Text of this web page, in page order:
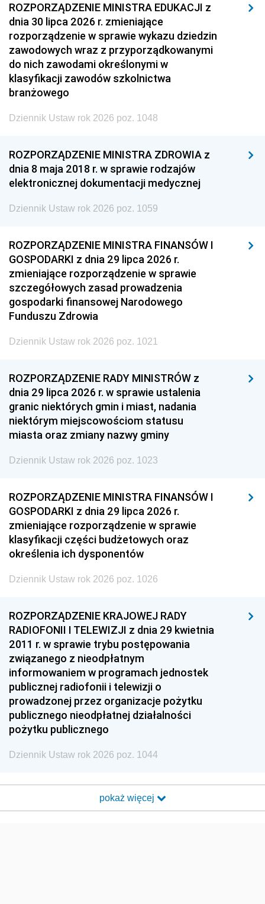
ROZPORZĄDZENIE MINISTRA EDUKACJI z
dnia 30 lipca 2026 r. zmieniające
rozporządzenie w sprawie wykazu dziedzin
zawodowych wraz z przyporządkowanymi
do nich zawodami określonymi w
klasyfikacji zawodów szkolnictwa
branżowego
Dziennik Ustaw rok 2026 poz. 1048
ROZPORZĄDZENIE MINISTRA ZDROWIA z
dnia 8 maja 2018 r. w sprawie rodzajów
elektronicznej dokumentacji medycznej
Dziennik Ustaw rok 2026 poz. 1059
ROZPORZĄDZENIE MINISTRA FINANSÓW I
GOSPODARKI z dnia 29 lipca 2026 r.
zmieniające rozporządzenie w sprawie
szczegółowych zasad prowadzenia
gospodarki finansowej Narodowego
Funduszu Zdrowia
Dziennik Ustaw rok 2026 poz. 1021
ROZPORZĄDZENIE RADY MINISTRÓW z
dnia 29 lipca 2026 r. w sprawie ustalenia
granic niektórych gmin i miast, nadania
niektórym miejscowościom statusu
miasta oraz zmiany nazwy gminy
Dziennik Ustaw rok 2026 poz. 1023
ROZPORZĄDZENIE MINISTRA FINANSÓW I
GOSPODARKI z dnia 29 lipca 2026 r.
zmieniające rozporządzenie w sprawie
klasyfikacji części budżetowych oraz
określenia ich dysponentów
Dziennik Ustaw rok 2026 poz. 1026
ROZPORZĄDZENIE KRAJOWEJ RADY
RADIOFONII I TELEWIZJI z dnia 29 kwietnia
2011 r. w sprawie trybu postępowania
związanego z nieodpłatnym
informowaniem w programach jednostek
publicznej radiofonii i telewizji o
prowadzonej przez organizacje pożytku
publicznego nieodpłatnej działalności
pożytku publicznego
Dziennik Ustaw rok 2026 poz. 1044
pokaż więcej